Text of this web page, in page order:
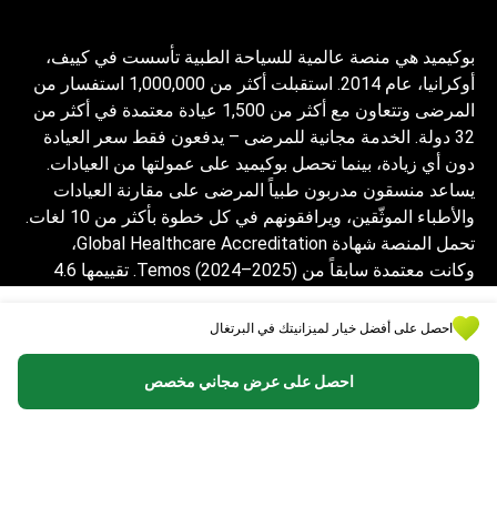
احصل على أفضل خيار لميزانيتك في البرتغال
احصل على عرض مجاني مخصص
بوكيميد هي منصة عالمية للسياحة الطبية تأسست في كييف،
أوكرانيا، عام 2014. استقبلت أكثر من 1,000,000 استفسار من
المرضى وتتعاون مع أكثر من 1,500 عيادة معتمدة في أكثر من
32 دولة. الخدمة مجانية للمرضى – يدفعون فقط سعر العيادة
دون أي زيادة، بينما تحصل بوكيميد على عمولتها من العيادات.
يساعد منسقون مدربون طبياً المرضى على مقارنة العيادات
والأطباء الموثّقين، ويرافقونهم في كل خطوة بأكثر من 10 لغات.
تحمل المنصة شهادة Global Healthcare Accreditation،
وكانت معتمدة سابقاً من Temos (2024–2025). تقييمها 4.6
المعلومات المقدمة على الموقع ليست دليلاً
للعمل ولا ينبغي تفسيرها على أنها نصيحة طبية أو
توصية علاجية ولا تحل محل زيارة الطبيب.